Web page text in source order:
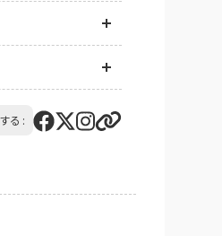
をご確認いただけ
る: